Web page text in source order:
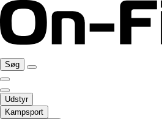
Søg
Udstyr
Kampsport